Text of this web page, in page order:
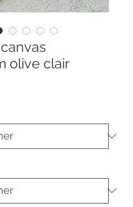
olive clair